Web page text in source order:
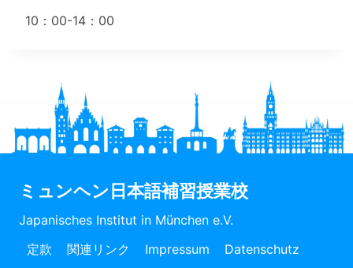
10：00-14：00
ミュンヘン日本語補習授業校
Japanisches Institut in München e.V.
定款
関連リンク Impressum Datenschutz